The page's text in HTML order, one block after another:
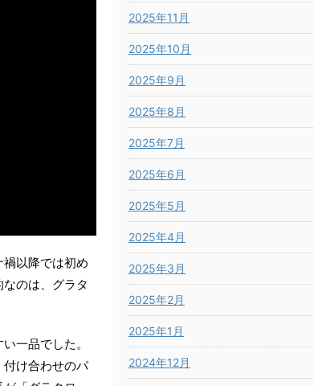
以降では初め
のは、グラタ
一品でした。
け合わせのパ
2025年11月
2025年10月
2025年9月
2025年8月
2025年7月
2025年6月
2025年5月
2025年4月
2025年3月
2025年2月
2025年1月
2024年12月